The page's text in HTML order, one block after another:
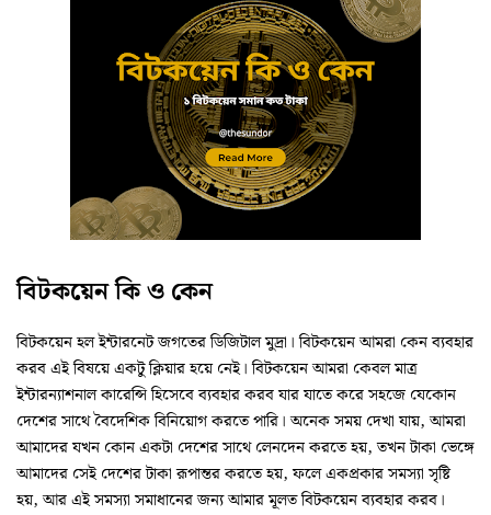
বিটকয়েন কি ও কেন
বিটকয়েন হল ইন্টারনেট জগতের ডিজিটাল মুদ্রা। বিটকয়েন আমরা কেন ব্যবহার
করব এই বিষয়ে একটু ক্লিয়ার হয়ে নেই। বিটকয়েন আমরা কেবল মাত্র
ইন্টারন্যাশনাল কারেন্সি হিসেবে ব্যবহার করব যার যাতে করে সহজে যেকোন
দেশের সাথে বৈদেশিক বিনিয়োগ করতে পারি। অনেক সময় দেখা যায়, আমরা
আমাদের যখন কোন একটা দেশের সাথে লেনদেন করতে হয়, তখন টাকা ভেঙ্গে
আমাদের সেই দেশের টাকা রূপান্তর করতে হয়, ফলে একপ্রকার সমস্যা সৃষ্টি
হয়, আর এই সমস্যা সমাধানের জন্য আমার মূলত বিটকয়েন ব্যবহার করব।